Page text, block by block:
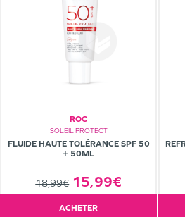
ROC
SOLEIL PROTECT
FLUIDE HAUTE TOLÉRANCE SPF 50
+ 50ML
18,99€ 15,99€
ACHETER